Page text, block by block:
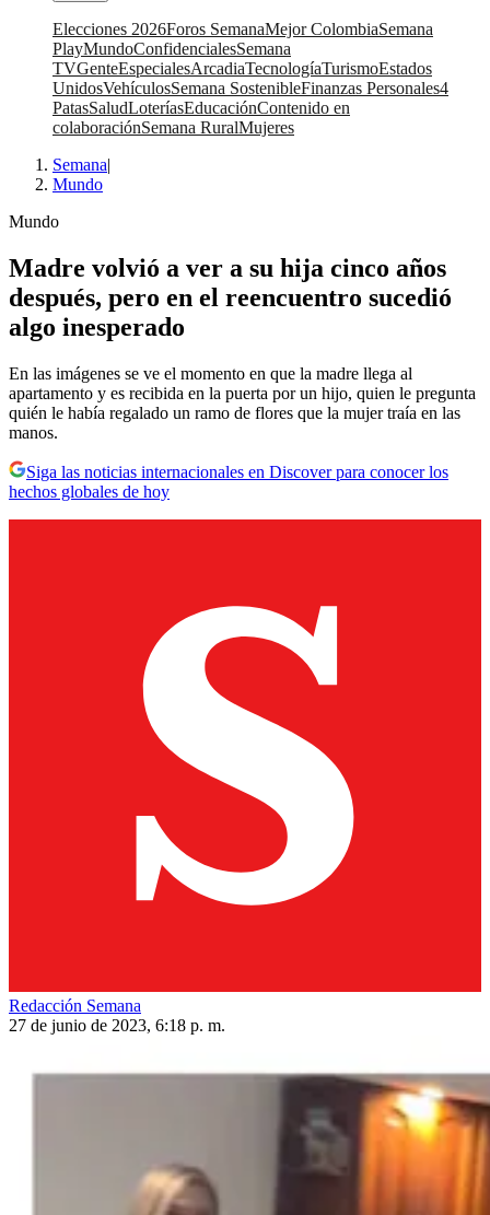
Elecciones 2026Foros SemanaMejor ColombiaSemana
PlayMundoConfidencialesSemana
TVGenteEspecialesArcadiaTecnologíaTurismoEstados
UnidosVehículosSemana SostenibleFinanzas Personales4
PatasSaludLoteríasEducaciónContenido en
colaboraciónSemana RuralMujeres
Semana|
Mundo
Mundo
Madre volvió a ver a su hija cinco años
después, pero en el reencuentro sucedió
algo inesperado
En las imágenes se ve el momento en que la madre llega al
apartamento y es recibida en la puerta por un hijo, quien le pregunta
quién le había regalado un ramo de flores que la mujer traía en las
manos.
Siga las noticias internacionales en Discover para conocer los
hechos globales de hoy
Redacción Semana
27 de junio de 2023, 6:18 p. m.